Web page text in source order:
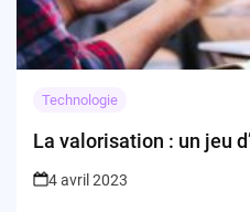
Technologie
La valorisation : un jeu
4 avril 2023